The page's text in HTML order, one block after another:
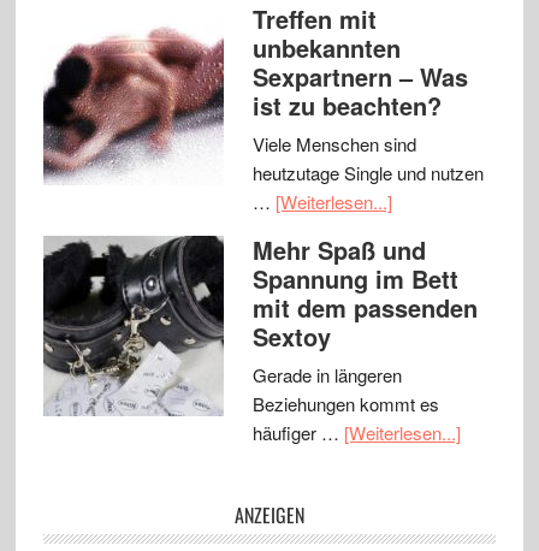
Treffen mit
unbekannten
Sexpartnern – Was
ist zu beachten?
Viele Menschen sind
heutzutage Single und nutzen
… [Weiterlesen...]
Mehr Spaß und
Spannung im Bett
mit dem passenden
Sextoy
Gerade in längeren
Beziehungen kommt es
häufiger … [Weiterlesen...]
ANZEIGEN